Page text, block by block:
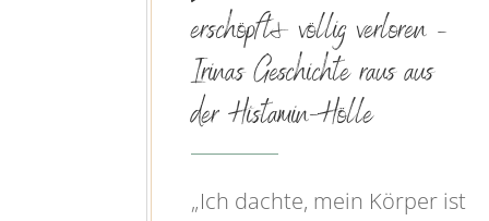
erschöpft & völlig verloren –
Irinas Geschichte raus aus
der Histamin-Hölle
„Ich dachte, mein Körper ist